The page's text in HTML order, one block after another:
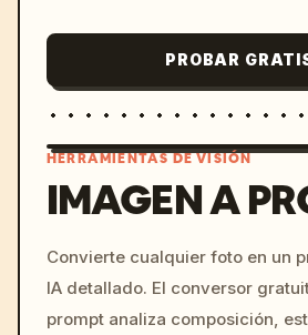
PROBAR
c,
HERRAMIENTAS DE VISIÓN
IMAGEN A
Convierte cualquier foto en un
IA detallado. El conversor
prompt analiza composición,